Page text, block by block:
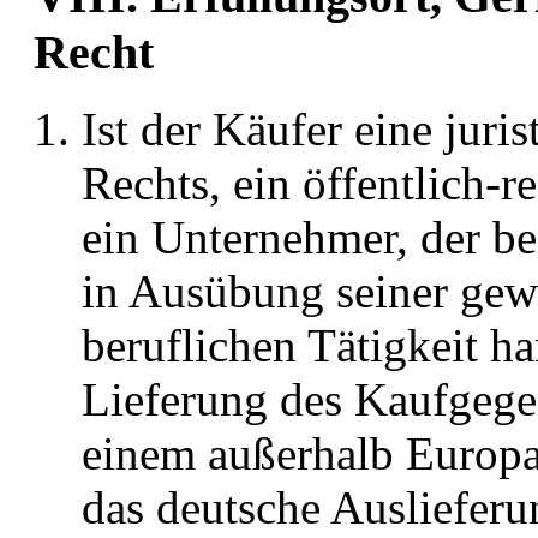
Recht
Ist der Käufer eine
Rechts, ein öffentlich-
ein Unternehmer, der
in Ausübung seiner
beruflichen Tätigkeit
Lieferung des
einem außerhalb
das deutsche